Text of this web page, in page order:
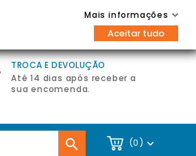
Entrar / Registar
TROCA E DEVOLUÇÃO
Até 14 dias após receber a
sua encomenda.
(0) 

Mais informações
Aceitar tudo